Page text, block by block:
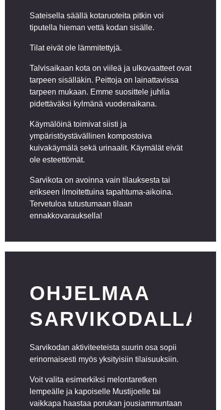
Sateisella säällä kotaruoteita pitkin voi
tiputella hieman vettä kodan sisälle.
Tilat eivät ole lämmitettyjä.
Talvisaikaan kota on viileä ja ulkovaatteet ovat
tarpeen sisälläkin. Peittoja on lainattavissa
tarpeen mukaan. Emme suosittele juhlia
pidettäväksi kylmänä vuodenaikana.
Käymälöinä toimivat siisti ja
ympäristöystävällinen kompostoiva
kuivakäymälä sekä urinaalit. Käymälät eivät
ole esteettömät.
Sarvikota on avoinna vain tilauksesta tai
erikseen ilmoitettuina tapahtuma-aikoina.
Tervetuloa tutustumaan tilaan
ennakkovarauksella!
OHJELMAA
SARVIKODALLA
Sarvikodan aktiviteeteista suurin osa sopii
erinomaisesti myös yksityisiin tilaisuuksiin.
Voit valita esimerkiksi melontaretken
lempeälle ja kapoiselle Mustijoelle tai
vaikkapa haastaa porukan jousiammuntaan